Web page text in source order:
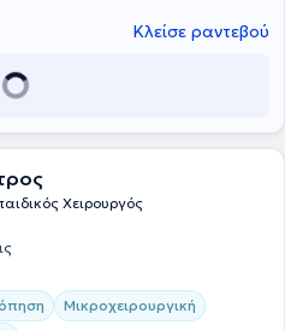
Κλείσε ραντεβού
Χειρουργός
Μικροχειρουργική